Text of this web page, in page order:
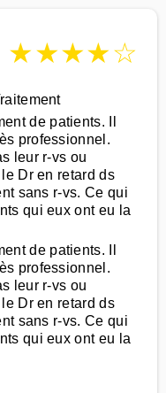
★★★★☆
de patients. Il
professionnel.
leur r-vs ou
Dr en retard ds
sans r-vs. Ce qui
qui eux ont eu la
de patients. Il
professionnel.
leur r-vs ou
Dr en retard ds
sans r-vs. Ce qui
qui eux ont eu la